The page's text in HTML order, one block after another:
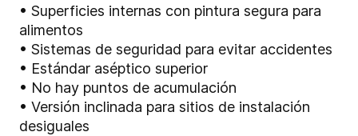
• Superficies internas con pintura segura para
alimentos
• Sistemas de seguridad para evitar accidentes
• Estándar aséptico superior
• No hay puntos de acumulación
• Versión inclinada para sitios de instalación
desiguales